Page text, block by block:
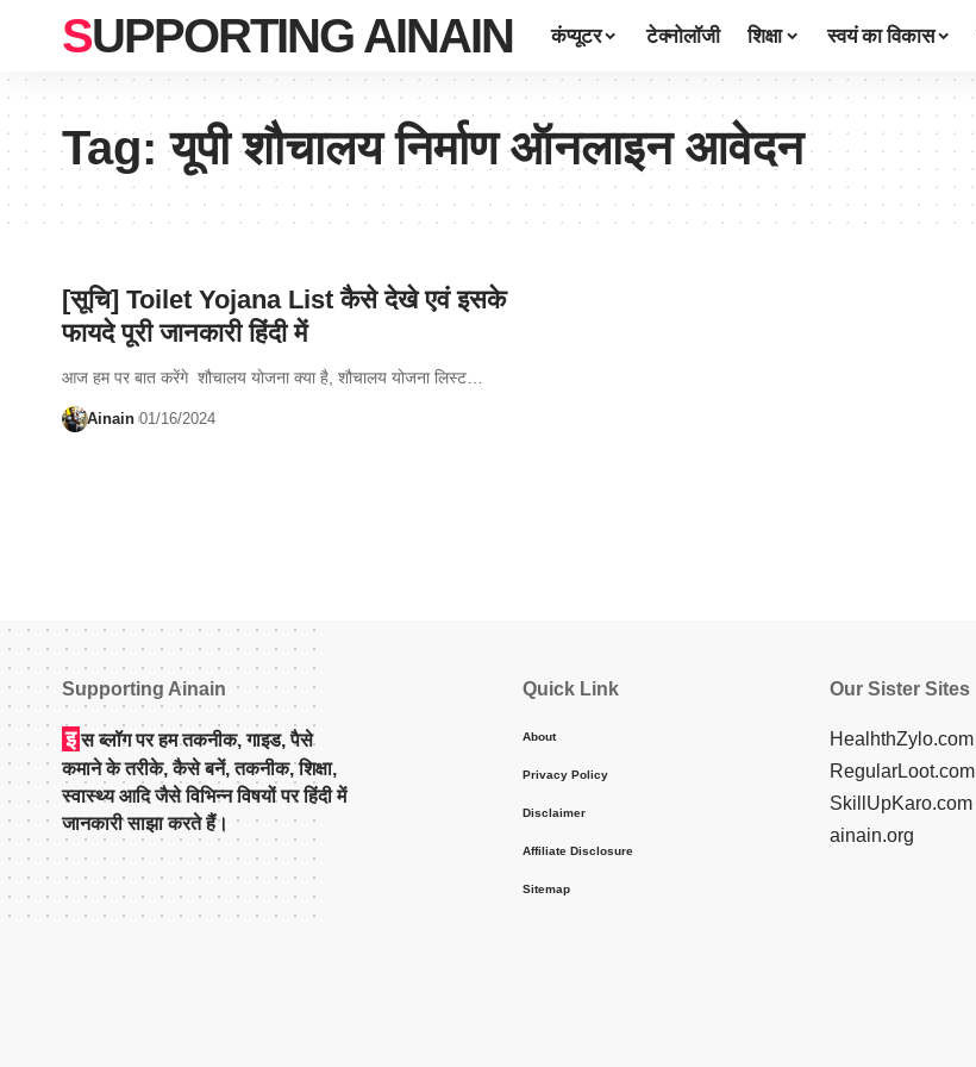
SUPPORTING AINAIN कंप्यूटर टेक्नोलॉजी शिक्षा स्वयं का विकास
Tag:यूपी शौचालय निर्माण ऑनलाइन आवेदन
[सूचि] Toilet Yojana List कैसे देखे एवं इसके
फायदे पूरी जानकारी हिंदी में
आज हम पर बात करेंगे शौचालय योजना क्या है, शौचालय योजना लिस्ट…
Ainain 01/16/2024
Supporting Ainain
इ स ब्लॉग पर हम तकनीक, गाइड, पैसे
कमाने के तरीके, कैसे बनें, तकनीक, शिक्षा,
स्वास्थ्य आदि जैसे विभिन्न विषयों पर हिंदी में
जानकारी साझा करते हैं।
Quick Link
About
Privacy Policy
Disclaimer
Affiliate Disclosure
Sitemap
Our Sister Sites
HealhthZylo.com
RegularLoot.com
SkillUpKaro.com
ainain.org